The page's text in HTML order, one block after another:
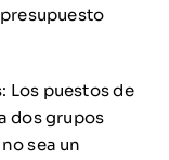
Los puestos de
dos grupos
sea un